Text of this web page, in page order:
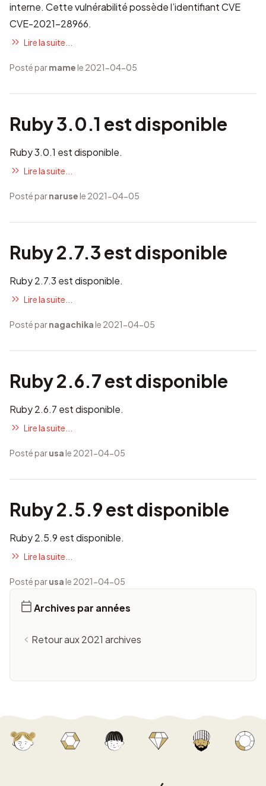
interne. Cette vulnérabilité possède l’identifiant CVE
CVE-2021-28966.
Lire la suite...
Posté parmame le 2021-04-05
Ruby 3.0.1 est disponible
Ruby 3.0.1 est disponible.
Lire la suite...
Posté parnaruse le 2021-04-05
Ruby 2.7.3 est disponible
Ruby 2.7.3 est disponible.
Lire la suite...
Posté parnagachika le 2021-04-05
Ruby 2.6.7 est disponible
Ruby 2.6.7 est disponible.
Lire la suite...
Posté parusa le 2021-04-05
Ruby 2.5.9 est disponible
Ruby 2.5.9 est disponible.
Lire la suite...
Posté parusa le 2021-04-05
Archives par années
Retour aux 2021 archives